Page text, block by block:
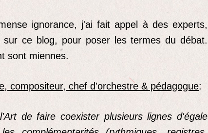
ignorance, j'ai fait appel à des experts,
sur ce blog, pour poser les termes du débat.
sont miennes.
compositeur, chef d'orchestre & pédagogue:
de faire coexister plusieurs lignes d'égale